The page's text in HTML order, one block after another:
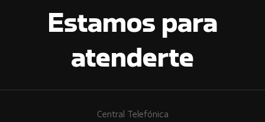
Estamos para
atenderte
Central Telefónica